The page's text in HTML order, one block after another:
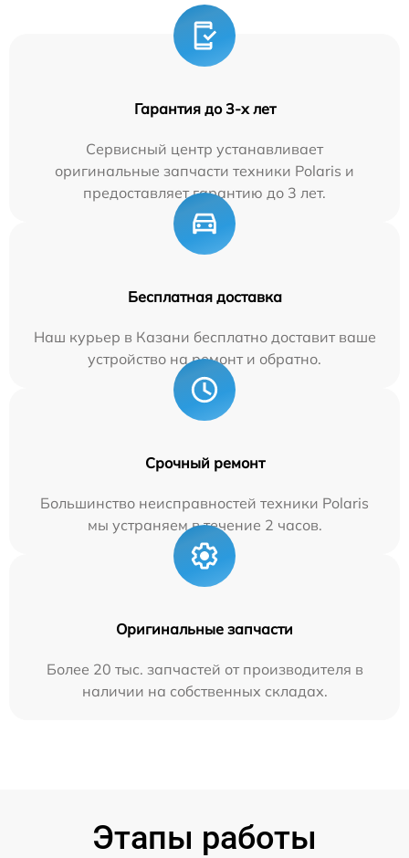
Гарантия до 3-х лет
Сервисный центр устанавливает
оригинальные запчасти техники Polaris и
предоставляет гарантию до 3 лет.
Бесплатная доставка
Наш курьер в Казани бесплатно доставит ваше
устройство на ремонт и обратно.
Срочный ремонт
Большинство неисправностей техники Polaris
мы устраняем в течение 2 часов.
Оригинальные запчасти
Более 20 тыс. запчастей от производителя в
наличии на собственных складах.
Этапы работы